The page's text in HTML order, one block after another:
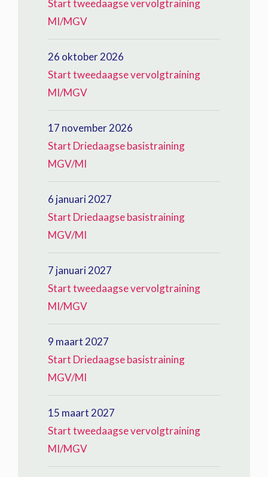
Start tweedaagse vervolgtraining
MI/MGV
26 oktober 2026
Start tweedaagse vervolgtraining
MI/MGV
17 november 2026
Start Driedaagse basistraining
MGV/MI
6 januari 2027
Start Driedaagse basistraining
MGV/MI
7 januari 2027
Start tweedaagse vervolgtraining
MI/MGV
9 maart 2027
Start Driedaagse basistraining
MGV/MI
15 maart 2027
Start tweedaagse vervolgtraining
MI/MGV